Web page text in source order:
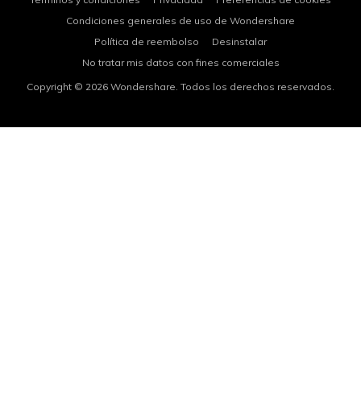
Condiciones generales de uso de Wondershare
Política de reembolso
Desinstalar
No tratar mis datos con fines comerciales
Copyright © 2026 Wondershare. Todos los derechos reservados.